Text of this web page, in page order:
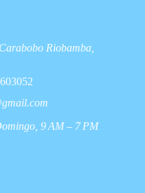
Riobamba,
9 AM – 7 PM